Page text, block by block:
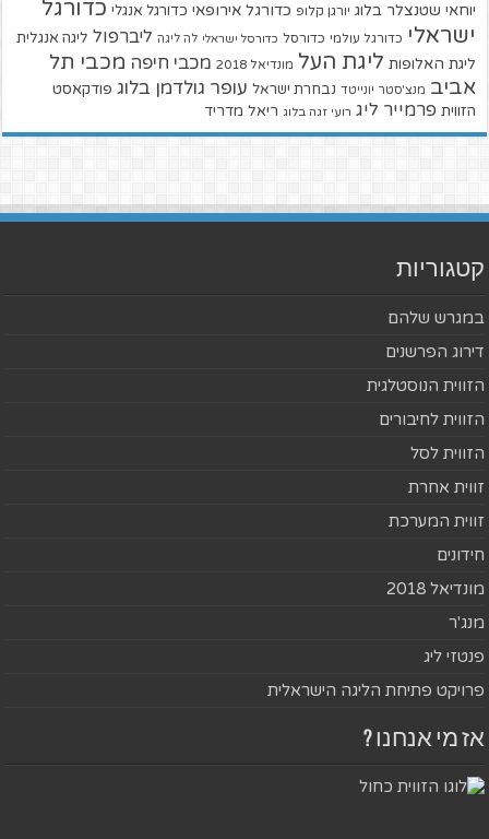
יוחאי שטנצלר בלוג יורגן קלופ כדורגל אירופאי כדורגל אנגלי כדורגל
ישראלי כדורגל עולמי כדורסל כדורסל ישראלי לה ליגה ליברפול ליגה אנגלית
ליגת האלופות ליגת העל מונדיאל 2018 מכבי חיפה מכבי תל
אביב מנצ'סטר יונייטד נבחרת ישראל עופר גולדמן בלוג פודקאסט
הזווית פרמייר ליג רועי זגה בלוג ריאל מדריד
קטגוריות
במגרש שלהם
דירוג הפרשנים
הזווית הנוסטלגית
הזווית לחיבורים
הזווית לסל
זווית אחרת
זווית המערכת
חידונים
מונדיאל 2018
מנג'ר
פנטזי ליג
פרויקט פתיחת הליגה הישראלית
אז מי אנחנו ?